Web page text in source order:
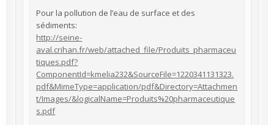
Pour la pollution de l’eau de surface et des
sédiments:
http://seine-
aval.crihan.fr/web/attached_file/Produits_pharmaceu
tiques.pdf?
ComponentId=kmelia232&SourceFile=1220341131323.
pdf&MimeType=application/pdf&Directory=Attachmen
t/Images/&logicalName=Produits%20pharmaceutique
s.pdf